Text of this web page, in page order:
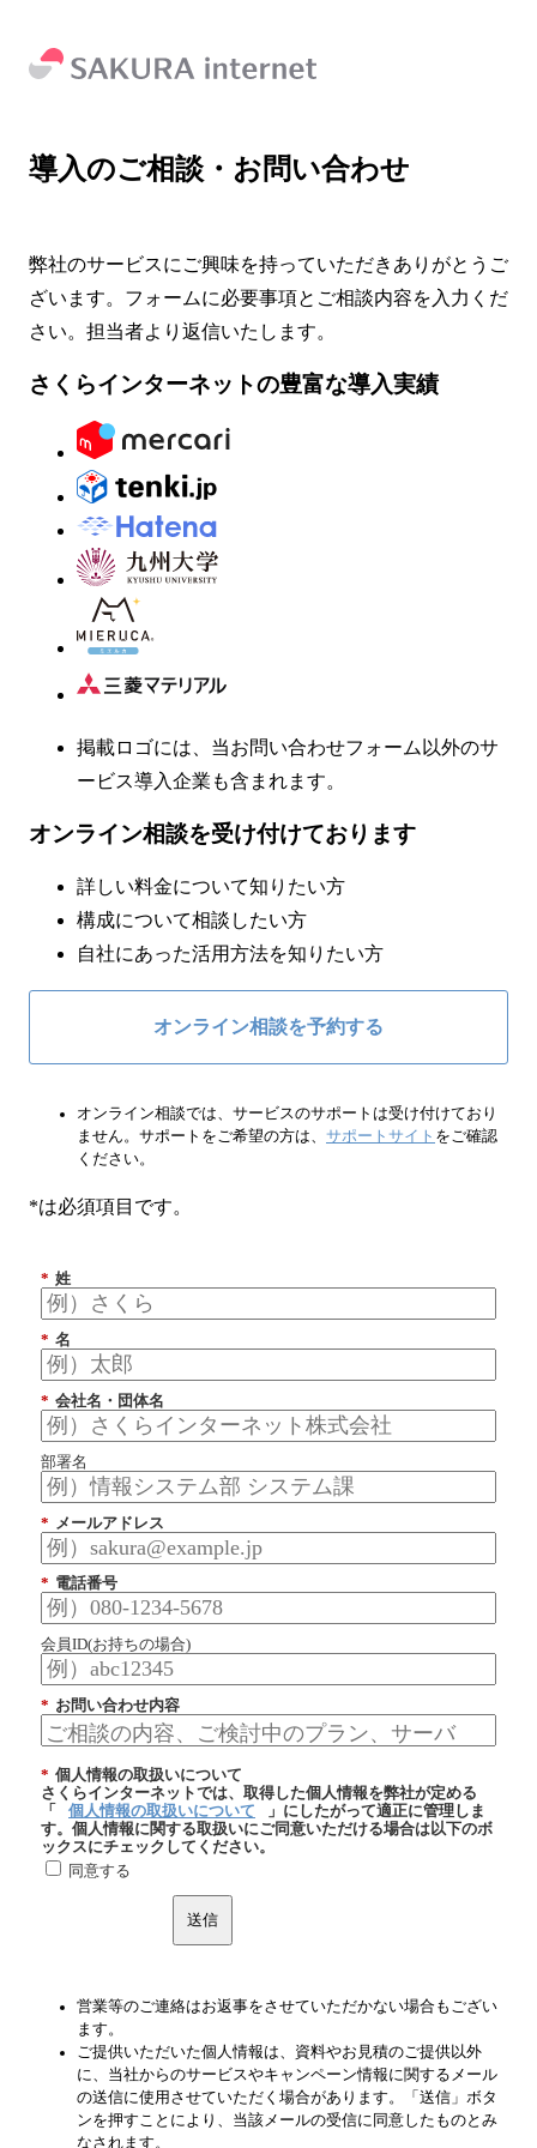
導入のご相談・お問い合わせ
弊社のサービスにご興味を持っていただきありがとうご
ざいます。フォームに必要事項とご相談内容を入力くだ
さい。担当者より返信いたします。
さくらインターネットの豊富な導入実績
掲載ロゴには、当お問い合わせフォーム以外のサ
ービス導入企業も含まれます。
オンライン相談を受け付けております
詳しい料金について知りたい方
構成について相談したい方
自社にあった活用方法を知りたい方
オンライン相談を予約する
オンライン相談では、サービスのサポートは受け付けており
ません。サポートをご希望の方は、 サポートサイト をご確認
ください。
*は必須項目です。
* 姓
* 名
* 会社名・団体名
部署名
* メールアドレス
* 電話番号
会員ID(お持ちの場合)
* お問い合わせ内容
* 個人情報の取扱いについて
さくらインターネットでは、取得した個人情報を弊社が定める
「
個人情報の取扱いについて
」にしたがって適正に管理しま
す。個人情報に関する取扱いにご同意いただける場合は以下のボ
ックスにチェックしてください。
同意する
送信
営業等のご連絡はお返事をさせていただかない場合もござい
ます。
ご提供いただいた個人情報は、資料やお見積のご提供以外
に、当社からのサービスやキャンペーン情報に関するメール
の送信に使用させていただく場合があります。「送信」ボタ
ンを押すことにより、当該メールの受信に同意したものとみ
なされます。